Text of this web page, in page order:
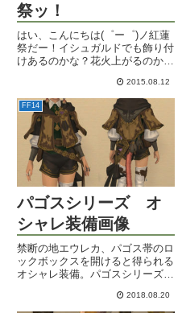
祭ッ！
はい、こんにちは(゜ー゜)ノ紅蓮
祭だー！イシュガルドでも飾り付
けあるのかな？花火上がるのか
だんですけど無いよよしだあああ
あああ！3.0の間じゃメインクエ
スト的にお祭りやってる場合じゃ
ないか・・(´・ω・｀)気を...
2015.08.12
FF14
パゴスシリーズ オ
シャレ装備画像
禁断の地エウレカ、パゴス帯のロ
ックボックスを開けると得られる
オシャレ装備。パゴスシリーズの
2018.08.20